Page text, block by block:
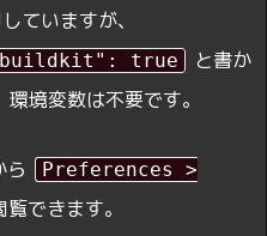
ていますが、
true
と書か
境変数は不要です。
Preferences >
できます。